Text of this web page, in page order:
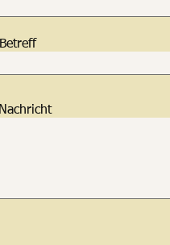
Betreff
Nachricht